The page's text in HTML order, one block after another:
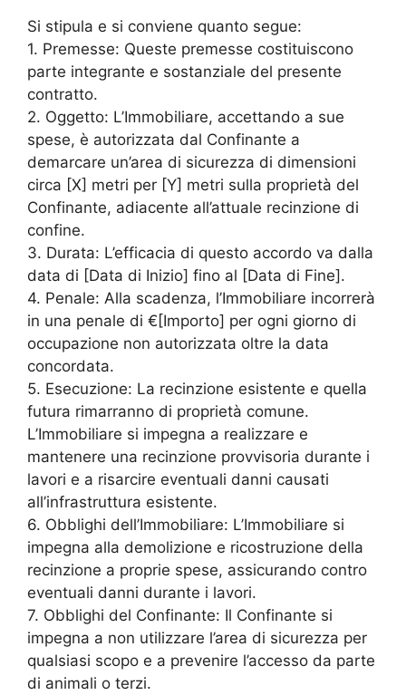
Si stipula e si conviene quanto segue:
1. Premesse: Queste premesse costituiscono
parte integrante e sostanziale del presente
contratto.
2. Oggetto: L’Immobiliare, accettando a sue
spese, è autorizzata dal Confinante a
demarcare un’area di sicurezza di dimensioni
circa [X] metri per [Y] metri sulla proprietà del
Confinante, adiacente all’attuale recinzione di
confine.
3. Durata: L’efficacia di questo accordo va dalla
data di [Data di Inizio] fino al [Data di Fine].
4. Penale: Alla scadenza, l’Immobiliare incorrerà
in una penale di €[Importo] per ogni giorno di
occupazione non autorizzata oltre la data
concordata.
5. Esecuzione: La recinzione esistente e quella
futura rimarranno di proprietà comune.
L’Immobiliare si impegna a realizzare e
mantenere una recinzione provvisoria durante i
lavori e a risarcire eventuali danni causati
all’infrastruttura esistente.
6. Obblighi dell’Immobiliare: L’Immobiliare si
impegna alla demolizione e ricostruzione della
recinzione a proprie spese, assicurando contro
eventuali danni durante i lavori.
7. Obblighi del Confinante: Il Confinante si
impegna a non utilizzare l’area di sicurezza per
qualsiasi scopo e a prevenire l’accesso da parte
di animali o terzi.